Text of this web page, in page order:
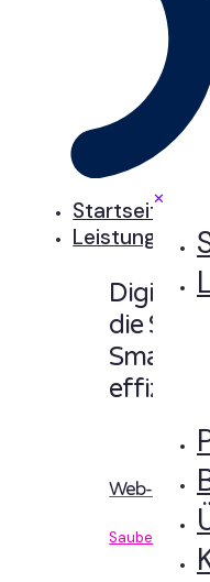
✕
Startseite
Leistungen
Digitale
die Sinn
Smart
Web-
Sauberer